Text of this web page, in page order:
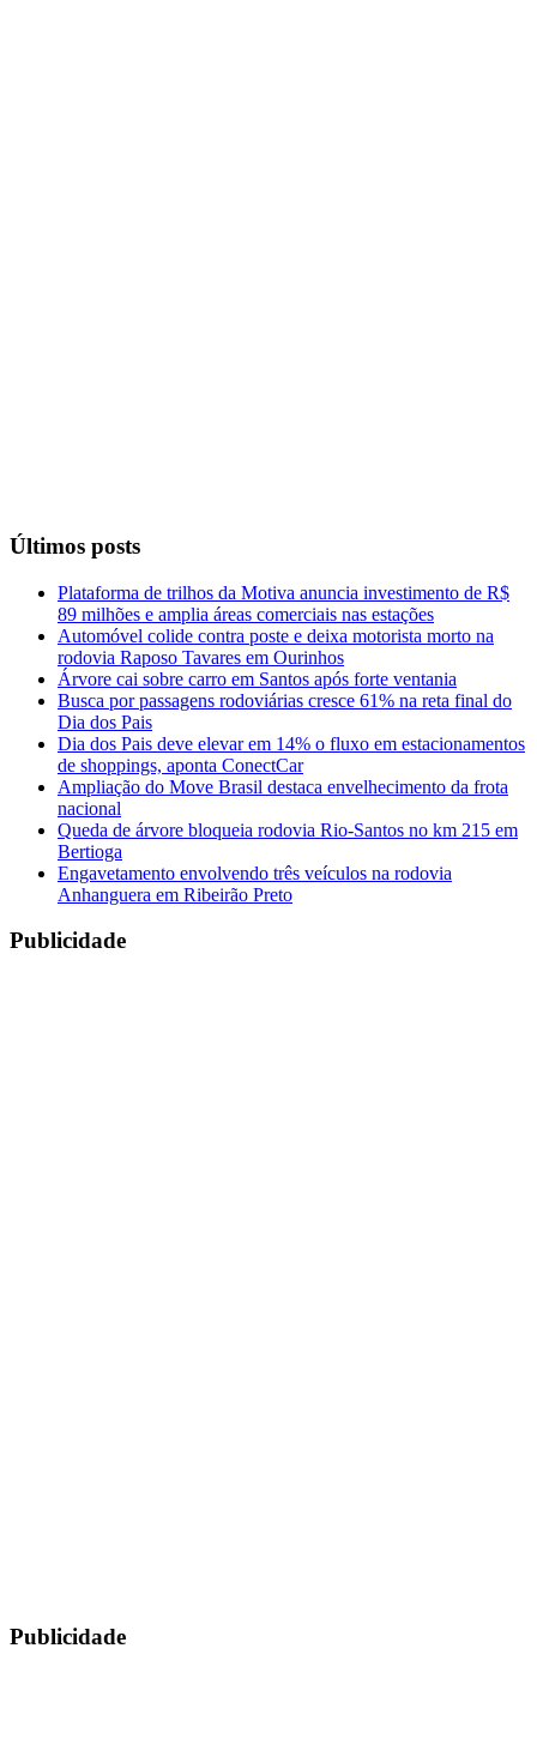
Últimos posts
Plataforma de trilhos da Motiva anuncia investimento de R$
89 milhões e amplia áreas comerciais nas estações
Automóvel colide contra poste e deixa motorista morto na
rodovia Raposo Tavares em Ourinhos
Árvore cai sobre carro em Santos após forte ventania
Busca por passagens rodoviárias cresce 61% na reta final do
Dia dos Pais
Dia dos Pais deve elevar em 14% o fluxo em estacionamentos
de shoppings, aponta ConectCar
Ampliação do Move Brasil destaca envelhecimento da frota
nacional
Queda de árvore bloqueia rodovia Rio-Santos no km 215 em
Bertioga
Engavetamento envolvendo três veículos na rodovia
Anhanguera em Ribeirão Preto
Publicidade
Publicidade